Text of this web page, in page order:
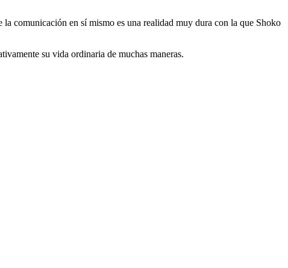
comunicación en sí mismo es una realidad muy dura con la que Shoko
su vida ordinaria de muchas maneras.